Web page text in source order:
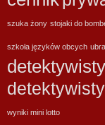
szuka żony stojaki do
szkoła języków obcych
wyniki mini lotto